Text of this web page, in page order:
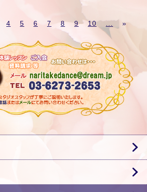
4 5 6 7 8 9 10 ... »